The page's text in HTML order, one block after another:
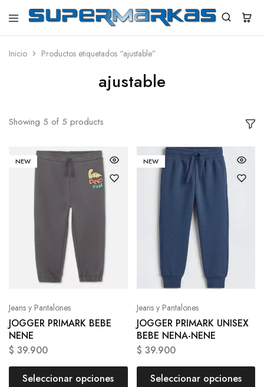
SuperMarkas
Ropa
con
Inicio Productos etiquetados “ajustable”
ajustable
Showing 5 of 5 products
NEW
Jeans y Pantalones
JOGGER PRIMARK BEBE
NENE
$ 39.900
Seleccionar opciones
NEW
Jeans y Pantalones
JOGGER PRIMARK UNISEX
BEBE NENA-NENE
$ 39.900
Seleccionar opciones